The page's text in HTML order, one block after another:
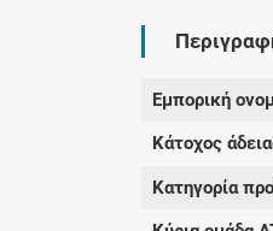
Εμπορική
Κάτοχος
Κατηγορία